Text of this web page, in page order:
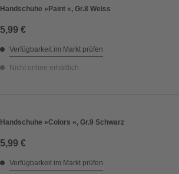
Handschuhe »Paint «, Gr.8 Weiss
5,99 €
Verfügbarkeit im Markt prüfen
Nicht online erhältlich
Handschuhe »Colors «, Gr.9 Schwarz
5,99 €
Verfügbarkeit im Markt prüfen